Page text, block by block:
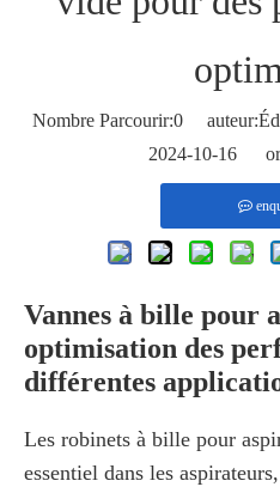
Nombre Parcourir:0
2024-10-16
Vannes à bille pour
optimisation des
différentes
Les robinets à bille pour
essentiel dans les